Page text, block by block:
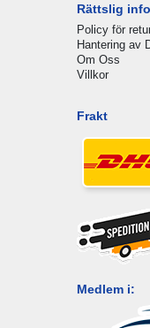
Rättslig
Policy för
Hantering av
Om Oss
Villkor
Frakt
Medlem i: